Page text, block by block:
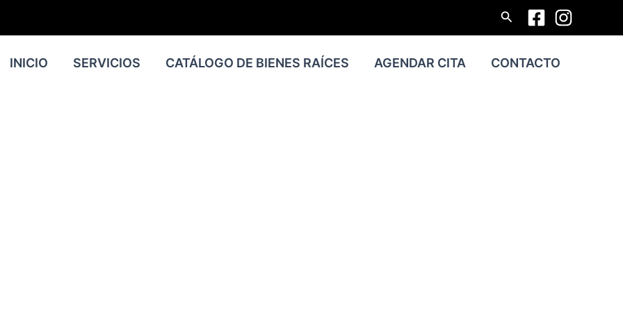
Buscar
INICIO SERVICIOS CATÁLOGO DE BIENES RAÍCES AGENDAR CITA CONTACTO